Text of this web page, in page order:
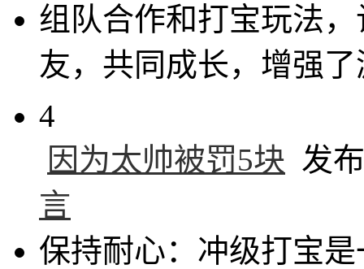
组队合作和打宝玩法
友，共同成长，增强
4
因为太帅被罚5块 发
言
保持耐心：冲级打宝